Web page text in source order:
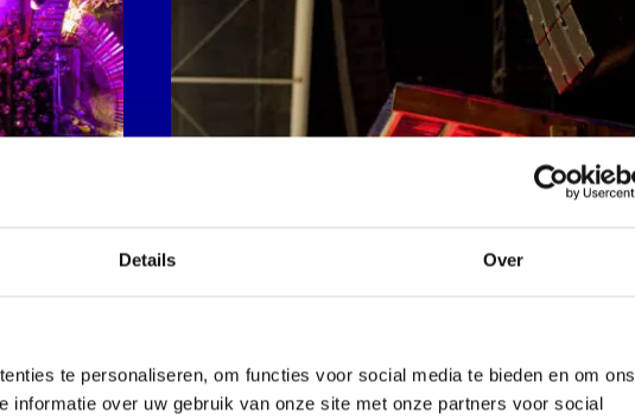
Details Over
te personaliseren, om functies voor social media te bieden en om ons
informatie over uw gebruik van onze site met onze partners voor social